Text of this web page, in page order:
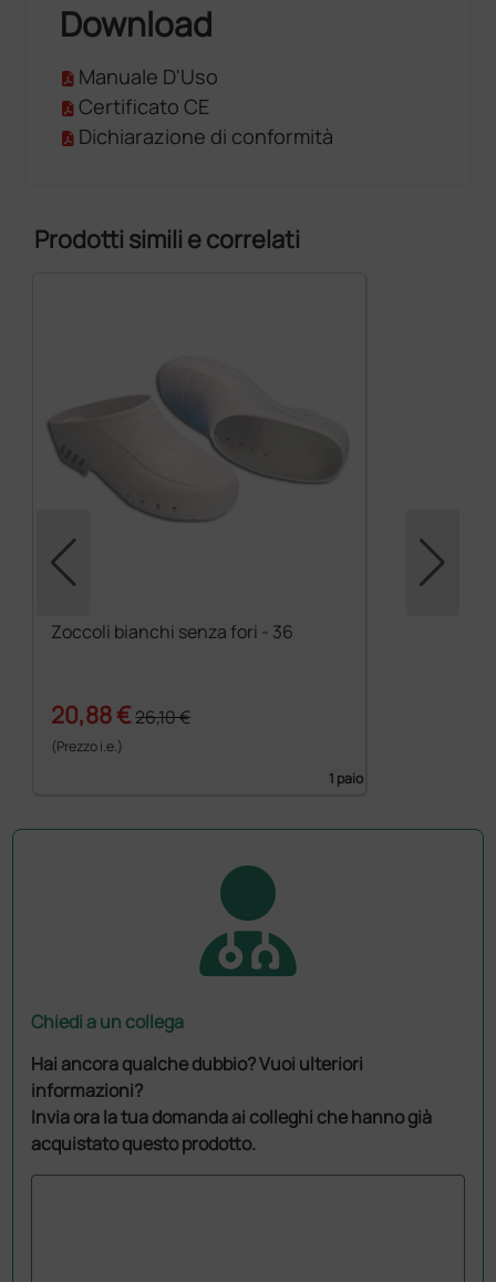
Download
Manuale D'Uso
Certificato CE
Dichiarazione di conformità
Prodotti simili e correlati
Zoccoli bianchi senza fori - 36
20,88 €26,10 €
(Prezzo i.e.)
1 paio
Chiedi a un collega
Hai ancora qualche dubbio? Vuoi ulteriori
informazioni?
Invia ora la tua domanda ai colleghi che hanno già
acquistato questo prodotto.